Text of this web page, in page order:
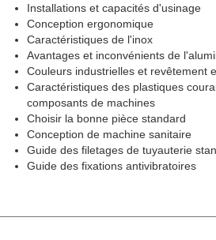
Installations et capacités d'usinage
Conception ergonomique
Caractéristiques de l'inox
Avantages et inconvénients de
Couleurs industrielles et revêtement
Caractéristiques des plastiques
composants de machines
Choisir la bonne pièce standard
Conception de machine sanitaire
Guide des filetages de tuyauterie
Guide des fixations antivibratoires